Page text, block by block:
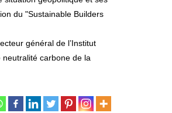
du "Sustainable Builders
général de l’Institut
carbone de la